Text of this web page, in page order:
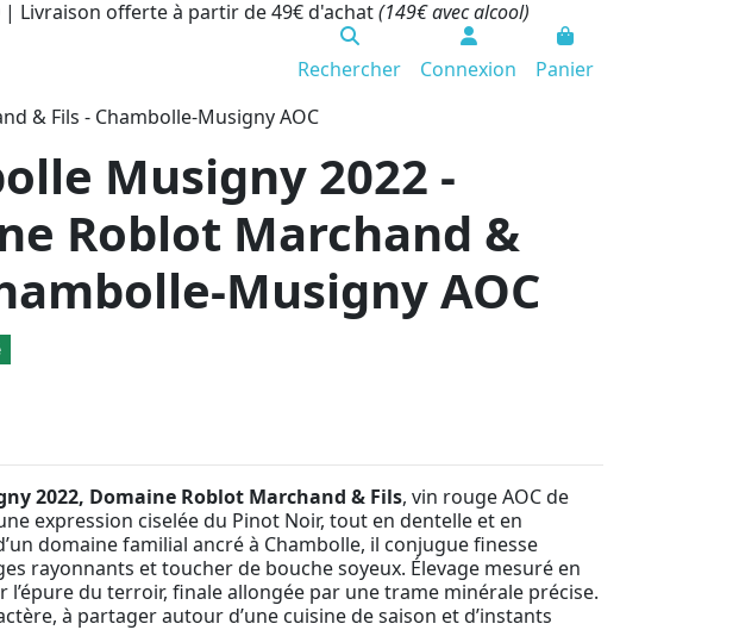
| Livraison offerte à partir de 49€ d'achat(149€ avec alcool)
Rechercher Connexion
Panier
& Fils - Chambolle-Musigny AOC
Musigny 2022 -
Roblot Marchand &
Musigny AOC
2022, Domaine Roblot Marchand & Fils, vin rouge AOC de
expression ciselée du Pinot Noir, tout en dentelle et en
domaine familial ancré à Chambolle, il conjugue finesse
rayonnants et toucher de bouche soyeux. Élevage mesuré en
du terroir, finale allongée par une trame minérale précise.
à partager autour d’une cuisine de saison et d’instants